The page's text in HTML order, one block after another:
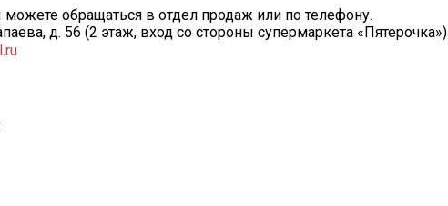
обращаться в отдел продаж или по телефону.
д. 56 (2 этаж, вход со стороны супермаркета «Пятерочка»)